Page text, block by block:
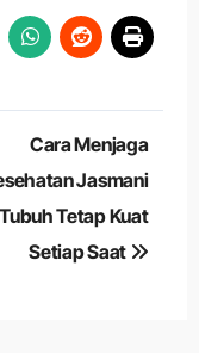
Cara Menjaga
Jasmani
Tetap Kuat
Setiap Saat